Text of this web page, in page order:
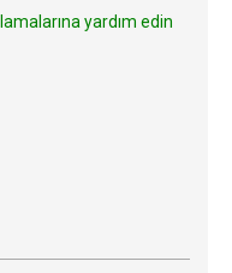
yardım edin